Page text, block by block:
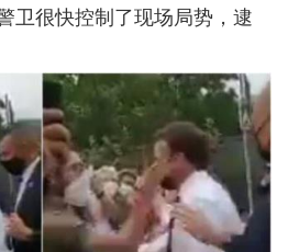
卫很快控制了现场局势，逮